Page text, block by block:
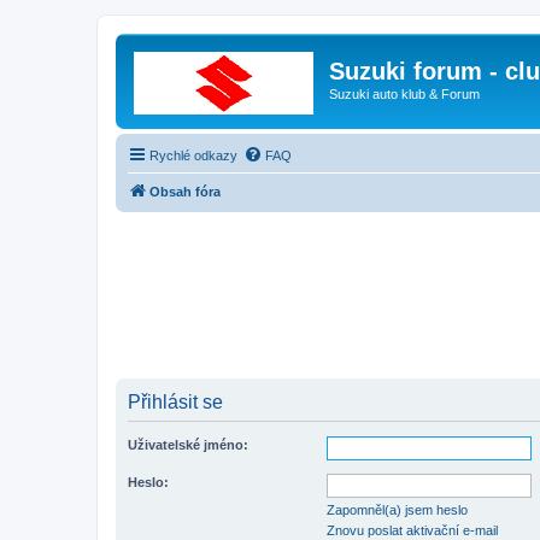
Suzuki forum -
Suzuki auto klub & Forum
Rychlé odkazy FAQ
Obsah fóra
Přihlásit se
Uživatelské jméno:
Heslo:
Zapomněl(a) jsem heslo
Znovu poslat aktivační e-mail